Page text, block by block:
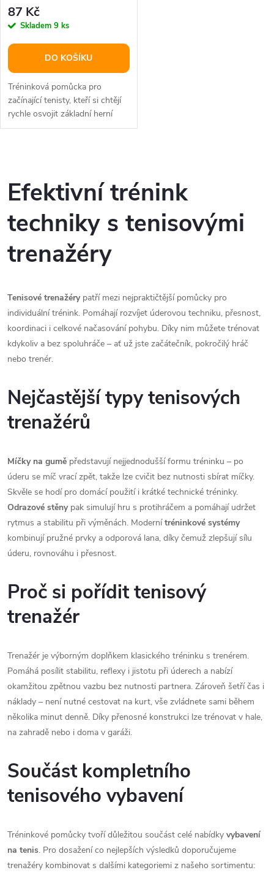
87 Kč
Skladem 9 ks
DO KOŠÍKU
Tréninková pomůcka pro
začínající tenisty, kteří si chtějí
rychle osvojit základní herní
dovednosti. Plnitelná...
v
l
á
d
a
c
í
p
r
v
k
y
v
ý
p
i
s
u
Efektivní trénink
techniky s tenisovými
trenažéry
Tenisové trenažérypatří mezi nejpraktičtější pomůcky pro
individuální trénink. Pomáhají rozvíjet úderovou techniku, přesnost,
koordinaci i celkové načasování pohybu. Díky nim můžete trénovat
kdykoliv a bez spoluhráče – ať už jste začátečník, pokročilý hráč
nebo trenér.
Nejčastější typy tenisových
trenažérů
Míčky na gumě představují nejjednodušší formu tréninku – po
úderu se míč vrací zpět, takže lze cvičit bez nutnosti sbírat míčky.
Skvěle se hodí pro domácí použití i krátké technické tréninky.
Odrazové stěnypak simulují hru s protihráčem a pomáhají udržet
rytmus a stabilitu při výměnách. Modernítréninkové systémy
kombinují pružné prvky a odporová lana, díky čemuž zlepšují sílu
úderu, rovnováhu i přesnost.
Proč si pořídit tenisový
trenažér
Trenažér je výborným doplňkem klasického tréninku s trenérem.
Pomáhá posílit stabilitu, reflexy i jistotu při úderech a nabízí
okamžitou zpětnou vazbu bez nutnosti partnera. Zároveň šetří čas i
náklady – není nutné cestovat na kurt, vše zvládnete sami během
několika minut denně. Díky přenosné konstrukci lze trénovat v hale,
na zahradě nebo i doma v garáži.
Součást kompletního
tenisového vybavení
Tréninkové pomůcky tvoří důležitou součást celé nabídky vybavení
na tenis. Pro dosažení co nejlepších výsledků doporučujeme
trenažéry kombinovat s dalšími kategoriemi z našeho sortimentu: